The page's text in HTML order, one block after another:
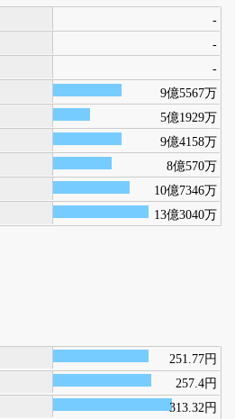
-
-
-
9億5567万
5億1929万
9億4158万
8億570万
10億7346万
13億3040万
251.77円
257.4円
313.32円